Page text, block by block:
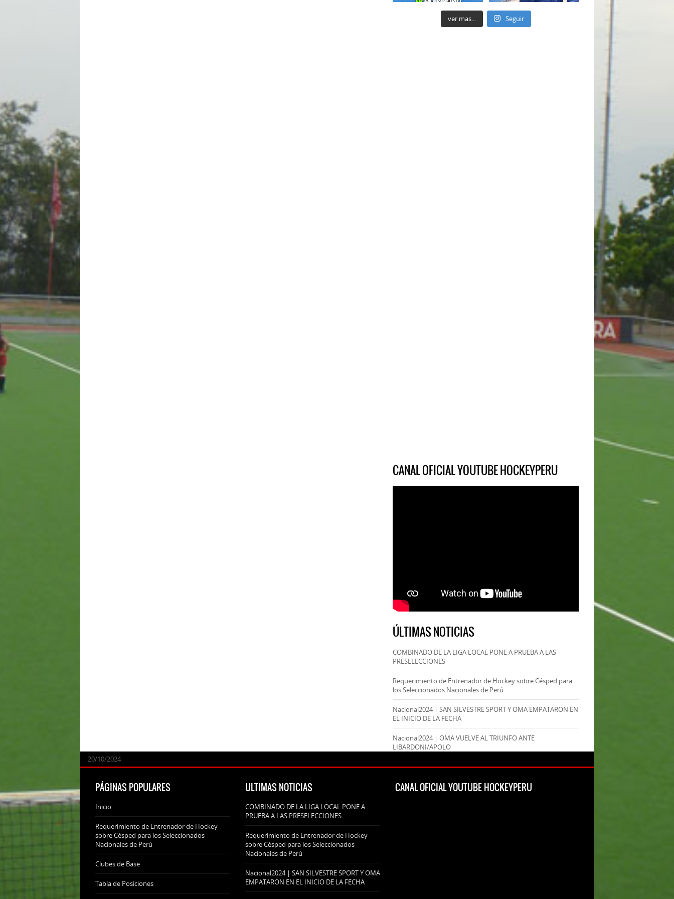
ver mas... Seguir
CANAL OFICIAL YOUTUBE HOCKEYPERU
ÚLTIMAS NOTICIAS
COMBINADO DE LA LIGA LOCAL PONE A PRUEBA A LAS
PRESELECCIONES
24/09/2025
Requerimiento de Entrenador de Hockey sobre Césped para
los Seleccionados Nacionales de Perú
07/11/2024
Nacional2024 | SAN SILVESTRE SPORT Y OMA EMPATARON EN
EL INICIO DE LA FECHA
20/10/2024
Nacional2024 | OMA VUELVE AL TRIUNFO ANTE
LIBARDONI/APOLO
20/10/2024
PÁGINAS POPULARES
Inicio
Requerimiento de Entrenador de Hockey
sobre Césped para los Seleccionados
Nacionales de Perú
Clubes de Base
Tabla de Posiciones
ULTIMAS NOTICIAS
COMBINADO DE LA LIGA LOCAL PONE A
PRUEBA A LAS PRESELECCIONES
Requerimiento de Entrenador de Hockey
sobre Césped para los Seleccionados
Nacionales de Perú
Nacional2024 | SAN SILVESTRE SPORT Y OMA
EMPATARON EN EL INICIO DE LA FECHA
CANAL OFICIAL YOUTUBE HOCKEYPERU